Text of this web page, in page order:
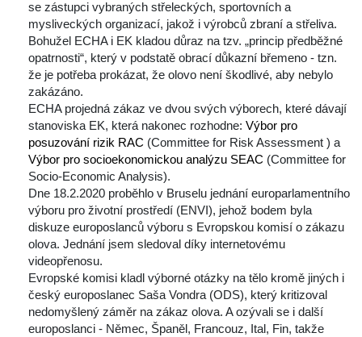
e zástupci vybraných střeleckých, sportovních a
mysliveckých organizací, jakož i výrobců zbraní a střeliva.
Bohužel ECHA i EK kladou důraz na tzv. „princip předběžné
opatrnosti“, který v podstatě obrací důkazní břemeno - tzn.
že je potřeba prokázat, že olovo není škodlivé, aby nebylo
zakázáno.
ECHA projedná zákaz ve dvou svých výborech, které dávají
tanoviska EK, která nakonec rozhodne: Výbor pro
posuzování rizik RAC (Committee for Risk Assessment ) a
Výbor pro socioekonomickou analýzu SEAC (Committee for
Socio-Economic Analysis).
Dne 18.2.2020 proběhlo v Bruselu jednání europarlamentního
výboru pro životní prostředí (ENVI), jehož bodem byla
diskuze europoslanců výboru s Evropskou komisí o zákazu
olova. Jednání jsem sledoval díky internetovému
videopřenosu.
Evropské komisi kladl výborné otázky na tělo kromě jiných i
český europoslanec Saša Vondra (ODS), který kritizoval
nedomyšlený záměr na zákaz olova. A ozývali se i další
europoslanci - Němec, Španěl, Francouz, Ital, Fin, takže